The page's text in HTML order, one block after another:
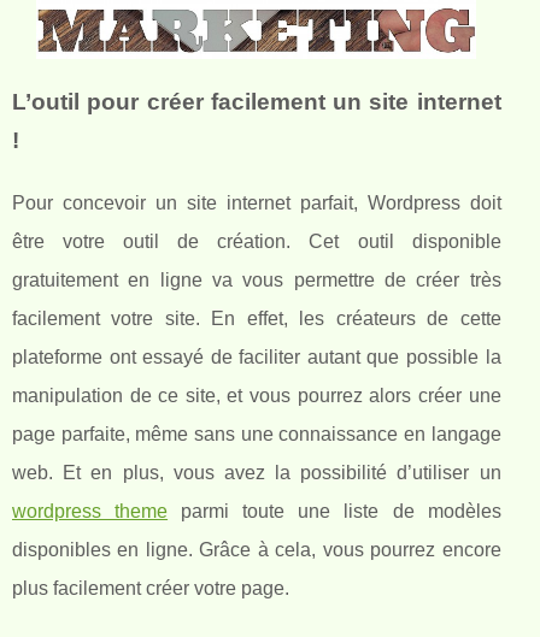
L’outil pour créer facilement un site internet
!
Pour concevoir un site internet parfait, Wordpress doit
être votre outil de création. Cet outil disponible
gratuitement en ligne va vous permettre de créer très
facilement votre site. En effet, les créateurs de cette
plateforme ont essayé de faciliter autant que possible la
manipulation de ce site, et vous pourrez alors créer une
page parfaite, même sans une connaissance en langage
web. Et en plus, vous avez la possibilité d’utiliser un
wordpress theme parmi toute une liste de modèles
disponibles en ligne. Grâce à cela, vous pourrez encore
plus facilement créer votre page.